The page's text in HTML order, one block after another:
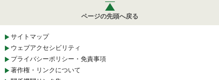
ページの先頭へ戻る
サイトマップ
ウェブアクセシビリティ
プライバシーポリシー・免責事項
著作権・リンクについて